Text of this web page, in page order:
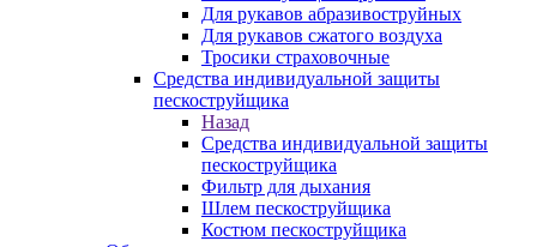
Для рукавов абразивоструйных
Для рукавов сжатого воздуха
Тросики страховочные
Средства индивидуальной защиты
пескоструйщика
Назад
Средства индивидуальной защиты
пескоструйщика
Фильтр для дыхания
Шлем пескоструйщика
Костюм пескоструйщика